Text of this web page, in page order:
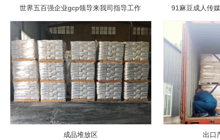
世界五百强企业gcp领导来我司指导工作 91麻豆成人传
成品堆放区 出口